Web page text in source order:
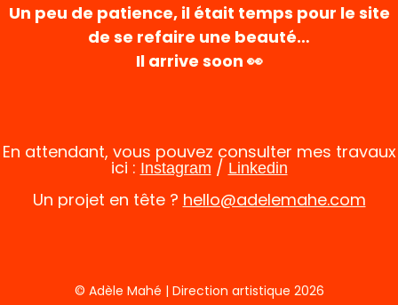
Un peu de patience, il était temps pour le site
de se refaire une beauté…
Il arrive soon 👀
En attendant, vous pouvez consulter mes travaux
ici : Instagram / Linkedin
Un projet en tête ? hello@adelemahe.com
© Adèle Mahé | Direction artistique 2026